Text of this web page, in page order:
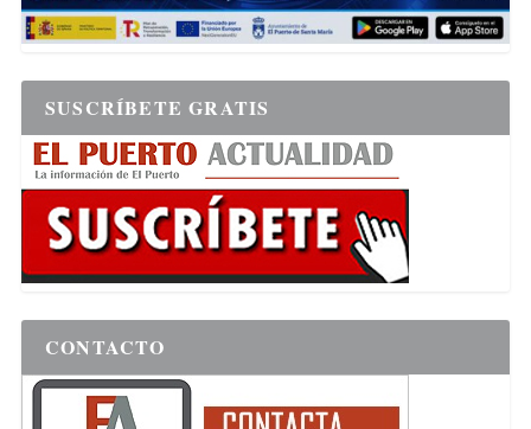
SUSCRÍBETE GRATIS
CONTACTO